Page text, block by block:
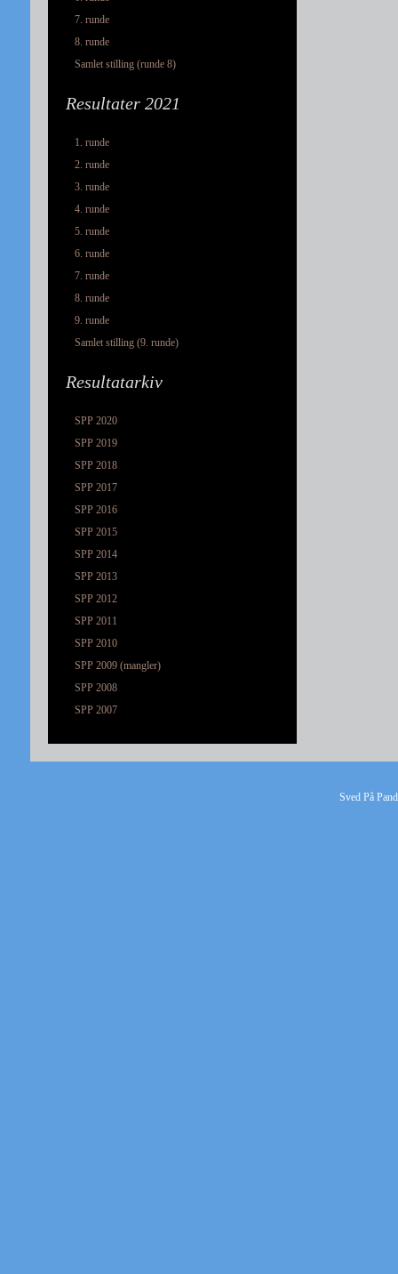
7. runde
8. runde
Samlet stilling (runde 8)
Resultater 2021
1. runde
2. runde
3. runde
4. runde
5. runde
6. runde
7. runde
8. runde
9. runde
Samlet stilling (9. runde)
Resultatarkiv
SPP 2020
SPP 2019
SPP 2018
SPP 2017
SPP 2016
SPP 2015
SPP 2014
SPP 2013
SPP 2012
SPP 2011
SPP 2010
SPP 2009 (mangler)
SPP 2008
SPP 2007
Sved På